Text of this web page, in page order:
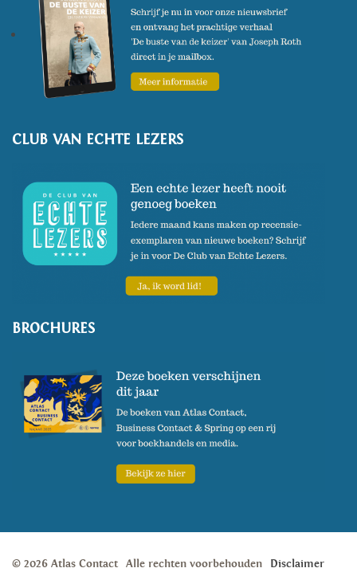
CLUB VAN ECHTE LEZERS
BROCHURES
© 2026 Atlas Contact Alle rechten voorbehouden Disclaimer